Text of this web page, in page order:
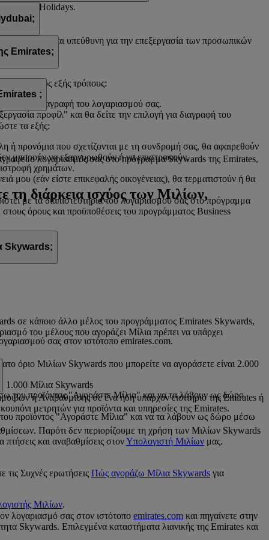
flydubai Holidays.
Η flydubai είναι υπεύθυνη για την επεξεργασία των προσωπικών
Emirates;
με τους εξής τρόπους:
για διαγραφή του λογαριασμού σας.
προφίλ" και θα δείτε την επιλογή για διαγραφή του
;
τα εξής:
ή προνόμια που σχετίζονται με τη συνδρομή σας, θα αφαιρεθούν
μπορούν να εξαργυρωθούν ή να επιστραφούν.
χρημάτων.
μου (εάν είστε επικεφαλής οικογένειας), θα τερματιστούν ή θα
με τα διαπιστευτήρια του λογαριασμού σας στο πρόγραμμα
στους όρους και προϋποθέσεις του προγράμματος Business
ο λογαριασμός σας στο πρόγραμμα Skywards της Emirates,
τη διάρκεια ισχύος των Μιλίων,
Skywards;
σας στον ιστότοπο emirates.com.
σε κάποιο άλλο μέλος του προγράμματος Emirates Skywards,
του μέλους που αγοράζει Μίλια πρέπει να υπάρχει
1.000 Μίλια Skywards
όριο Μιλίων Skywards που μπορείτε να αγοράσετε είναι 2.000
του προϊόντος "Αγοράστε Μίλια" και να τα λάβουν ως δώρο
προϊόντος "Αγοράστε Μίλια" και να τα λάβουν ως δώρο μέσω
ή Αναβάθμισης σε ένα ήδη υπάρχον εισιτήριο της Emirates ή
μετρητών για προϊόντα και υπηρεσίες της Emirates.
Παρότι δεν περιορίζουμε τη χρήση των Μιλίων Skywards
και αναβαθμίσεις στονΥπολογιστή Μιλίων μας.
τις Συχνές ερωτήσεις Πώς αγοράζω Μίλια Skywards για
Μιλίων.
λογαριασμό σας στον ιστότοπο emirates.com και πηγαίνετε στην
Skywards. Επιλεγμένα καταστήματα λιανικής της Emirates και